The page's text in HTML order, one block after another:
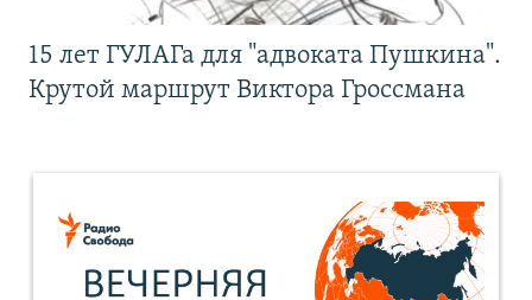
15 лет ГУЛАГа для "адвоката Пушкина".
Крутой маршрут Виктора Гроссмана